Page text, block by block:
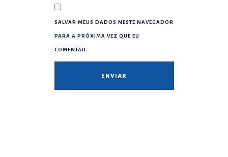
SALVAR MEUS DADOS NESTE NAVEGADOR
PARA A PRÓXIMA VEZ QUE EU
COMENTAR.